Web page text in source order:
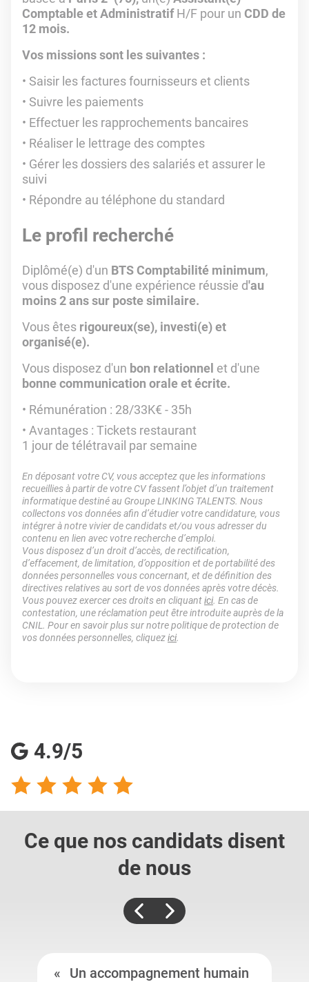
Comptable et AdministratifH/F pour un CDD de
12 mois.
Vos missions sont les suivantes :
Saisir les factures fournisseurs et clients
Suivre les paiements
Effectuer les rapprochements bancaires
Réaliser le lettrage des comptes
Gérer les dossiers des salariés et assurer le
suivi
Répondre au téléphone du standard
Le profil recherché
Diplômé(e) d'un BTS Comptabilité minimum,
vous disposez d'une expérience réussie d'au
moins 2 ans sur poste similaire.
Vous êtes rigoureux(se), investi(e) et
organisé(e).
Vous disposez d'un bon relationnel et d'une
bonne communication orale et écrite.
Rémunération : 28/33K€ - 35h
Avantages : Tickets restaurant
1 jour de télétravail par semaine
En déposant votre CV, vous acceptez que les informations
recueillies à partir de votre CV fassent l’objet d’un traitement
informatique destiné au Groupe LINKING TALENTS. Nous
collectons vos données afin d’étudier votre candidature, vous
intégrer à notre vivier de candidats et/ou vous adresser du
contenu en lien avec votre recherche d’emploi.
Vous disposez d’un droit d’accès, de rectification,
d’effacement, de limitation, d’opposition et de portabilité des
données personnelles vous concernant, et de définition des
directives relatives au sort de vos données après votre décès.
Vous pouvez exercer ces droits en cliquantici. En cas de
contestation, une réclamation peut être introduite auprès de la
CNIL. Pour en savoir plus sur notre politique de protection de
vos données personnelles, cliquezici.
4.9/5
Ce que nos candidats disent
de nous
Un accompagnement humain